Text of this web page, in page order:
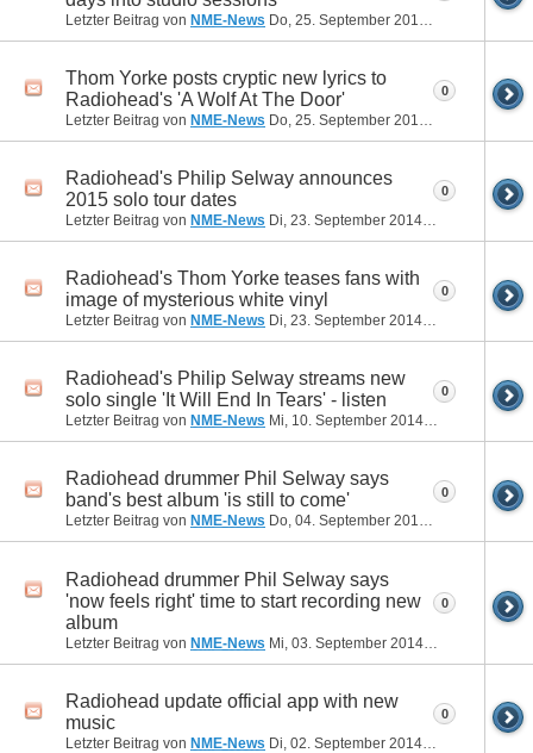
Letzter Beitrag von NME-News Do, 25. September 2014
Thom Yorke posts cryptic new lyrics to
Radiohead's 'A Wolf At The Door'
Letzter Beitrag von NME-News Do, 25. September 2014
0
Radiohead's Philip Selway announces
2015 solo tour dates
Letzter Beitrag von NME-News Di, 23. September 2014 11:35
0
Radiohead's Thom Yorke teases fans with
image of mysterious white vinyl
Letzter Beitrag von NME-News Di, 23. September 2014 11:35
0
Radiohead's Philip Selway streams new
solo single 'It Will End In Tears' - listen
Letzter Beitrag von NME-News Mi, 10. September 2014 14:16
0
Radiohead drummer Phil Selway says
band's best album 'is still to come'
Letzter Beitrag von NME-News Do, 04. September 2014 10:06
0
Radiohead drummer Phil Selway says
'now feels right' time to start recording new
album
Letzter Beitrag von NME-News Mi, 03. September 2014
0
Radiohead update official app with new
music
Letzter Beitrag von NME-News Di, 02. September 2014 08:05
0